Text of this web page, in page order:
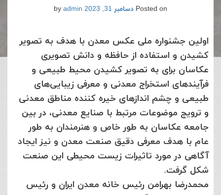
Posted on دسامبر 31, 2023 admin
اولین جشنواره ملی عکس معدن با هدف به تصویر
کشیدن و استفاده از حافظه و دانش تصویری
عکاسان برای به تصویر کشیدن محیط طبیعی و
فرآیندهای استخراج معدنی و معرفی زیبایی‌های
طبیعی و چشم اندازهای خیره کننده مناطق معدنی
و ترویج موضوعات مرتبط با صنایع معدنی، در بین
جامعه عکاسان به طور خاص و هنرمندان به طور
عام با هدف معرفی دقیق صنعت معدن و نیز ایجاد
آگاهی در مورد تاثیرات زیست محیطی این صنعت
شکل گرفت.
محمدرضا بهرامن رئیس خانه معدن ایران و رئیس